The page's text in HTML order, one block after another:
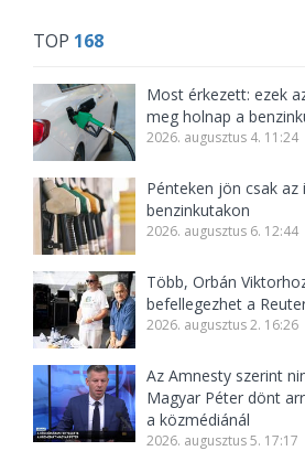
TOP 168
Most érkezett: ezek
meg holnap a
2026. augusztus 4. 11:24
Pénteken jön csak az
benzinkutakon
2026. augusztus 6. 12:44
Több, Orbán
befellegezhet a
2026. augusztus 2. 16:26
Az Amnesty szerint
Magyar Péter dönt
a közmédiánál
2026. augusztus 5. 17:17